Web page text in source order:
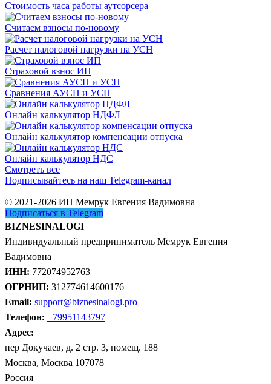
Стоимость часа работы аутсорсера
Считаем взносы по-новому
Расчет налоговой нагрузки на УСН
Страховой взнос ИП
Сравнения АУСН и УСН
Онлайн калькулятор НДФЛ
Онлайн калькулятор компенсации отпуска
Онлайн калькулятор НДС
Смотреть все
Подписывайтесь на наш Telegram-канал
© 2021-2026 ИП Мемрук Евгения Вадимовна
Подписаться в Telegram
BIZNESINALOGI
Индивидуальный предприниматель Мемрук Евгения
Вадимовна
ИНН: 772074952763
ОГРНИП: 312774614600176
Email: support@biznesinalogi.pro
Телефон: +79951143797
Адрес:
пер Докучаев, д. 2 стр. 3, помещ. 188
Москва, Москва 107078
Россия